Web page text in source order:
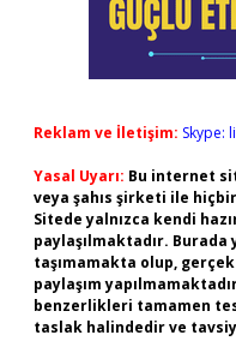
Reklam ve İletişim: Skype:
Yasal Uyarı: Bu internet
veya şahıs şirketi ile
Sitede yalnızca kendi
paylaşılmaktadır.
taşımamakta olup,
paylaşım
benzerlikleri tamamen
taslak halindedir ve